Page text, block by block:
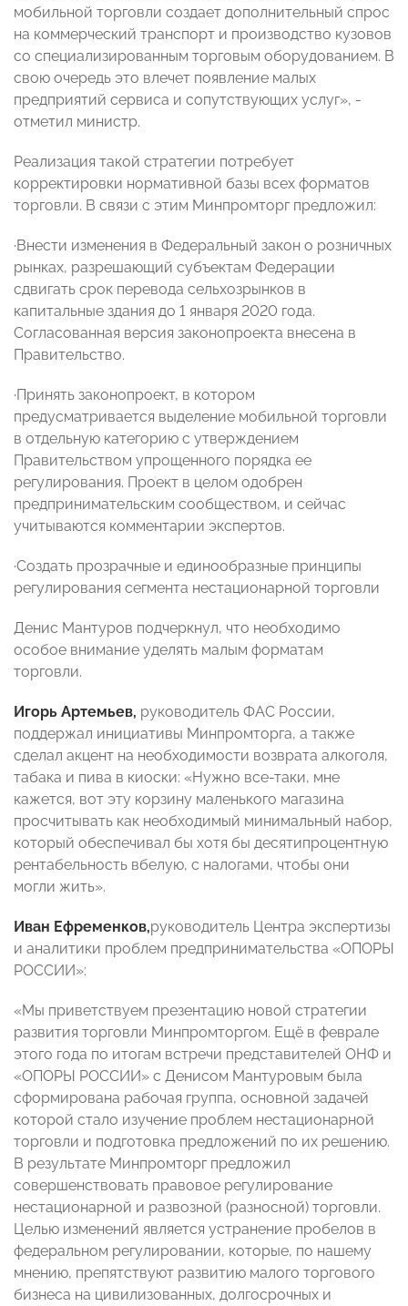
мобильной торговли создает дополнительный спрос
на коммерческий транспорт и производство кузовов
со специализированным торговым оборудованием. В
свою очередь это влечет появление малых
предприятий сервиса и сопутствующих услуг», -
отметил министр.
Реализация такой стратегии потребует
корректировки нормативной базы всех форматов
торговли. В связи с этим Минпромторг предложил:
·Внести изменения в Федеральный закон о розничных
рынках, разрешающий субъектам Федерации
сдвигать срок перевода сельхозрынков в
капитальные здания до 1 января 2020 года.
Согласованная версия законопроекта внесена в
Правительство.
·Принять законопроект, в котором
предусматривается выделение мобильной торговли
в отдельную категорию с утверждением
Правительством упрощенного порядка ее
регулирования. Проект в целом одобрен
предпринимательским сообществом, и сейчас
учитываются комментарии экспертов.
·Создать прозрачные и единообразные принципы
регулирования сегмента нестационарной торговли
Денис Мантуров подчеркнул, что необходимо
особое внимание уделять малым форматам
торговли.
Игорь Артемьев, руководитель ФАС России,
поддержал инициативы Минпромторга, а также
сделал акцент на необходимости возврата алкоголя,
табака и пива в киоски: «Нужно все-таки, мне
кажется, вот эту корзину маленького магазина
просчитывать как необходимый минимальный набор,
который обеспечивал бы хотя бы десятипроцентную
рентабельность вбелую, с налогами, чтобы они
могли жить».
Иван Ефременков,руководитель Центра экспертизы
и аналитики проблем предпринимательства «ОПОРЫ
РОССИИ»:
«Мы приветствуем презентацию новой стратегии
развития торговли Минпромторгом. Ещё в феврале
этого года по итогам встречи представителей ОНФ и
«ОПОРЫ РОССИИ» с Денисом Мантуровым была
сформирована рабочая группа, основной задачей
которой стало изучение проблем нестационарной
торговли и подготовка предложений по их решению.
В результате Минпромторг предложил
совершенствовать правовое регулирование
нестационарной и развозной (разносной) торговли.
Целью изменений является устранение пробелов в
федеральном регулировании, которые, по нашему
мнению, препятствуют развитию малого торгового
бизнеса на цивилизованных, долгосрочных и